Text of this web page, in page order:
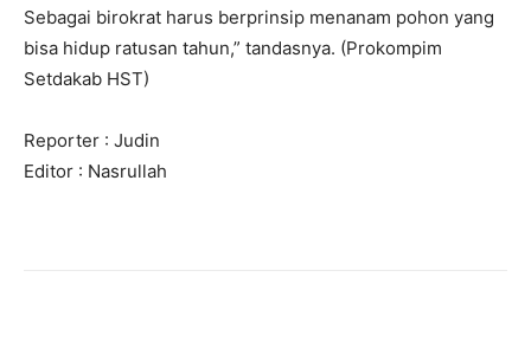
Sebagai birokrat harus berprinsip menanam pohon yang
bisa hidup ratusan tahun,” tandasnya. (Prokompim
Setdakab HST)
Reporter : Judin
Editor : Nasrullah